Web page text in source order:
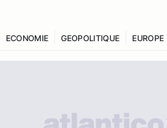
ECONOMIE GEOPOLITIQUE EUROPE